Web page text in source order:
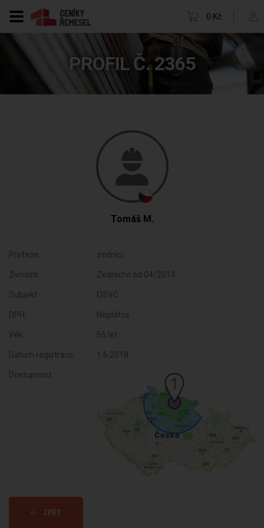
0 Kč
PROFIL Č. 2365
Tomáš M.
Profese: zedníci
Živnosti: Zednictví od 04/2014
Subjekt: OSVČ
DPH: Neplátce
Věk: 55 let
Datum registrace: 1.6.2018
Dostupnost:
ZPĚT